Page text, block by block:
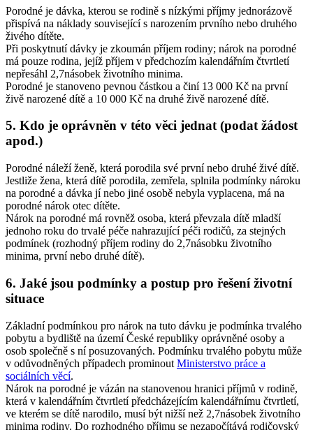
Porodné je dávka, kterou se rodině s nízkými příjmy jednorázově
přispívá na náklady související s narozením prvního nebo druhého
živého dítěte.
Při poskytnutí dávky je zkoumán příjem rodiny; nárok na porodné
má pouze rodina, jejíž příjem v předchozím kalendářním čtvrtletí
nepřesáhl 2,7násobek životního minima.
Porodné je stanoveno pevnou částkou a činí 13 000 Kč na první
živě narozené dítě a 10 000 Kč na druhé živě narozené dítě.
5. Kdo je oprávněn v této věci jednat (podat žádost
apod.)
Porodné náleží ženě, která porodila své první nebo druhé živé dítě.
Jestliže žena, která dítě porodila, zemřela, splnila podmínky nároku
na porodné a dávka jí nebo jiné osobě nebyla vyplacena, má na
porodné nárok otec dítěte.
Nárok na porodné má rovněž osoba, která převzala dítě mladší
jednoho roku do trvalé péče nahrazující péči rodičů, za stejných
podmínek (rozhodný příjem rodiny do 2,7násobku životního
minima, první nebo druhé dítě).
6. Jaké jsou podmínky a postup pro řešení životní
situace
Základní podmínkou pro nárok na tuto dávku je podmínka trvalého
pobytu a bydliště na území České republiky oprávněné osoby a
osob společně s ní posuzovaných. Podmínku trvalého pobytu může
v odůvodněných případech prominout Ministerstvo práce a
sociálních věcí.
Nárok na porodné je vázán na stanovenou hranici příjmů v rodině,
která v kalendářním čtvrtletí předcházejícím kalendářnímu čtvrtletí,
ve kterém se dítě narodilo, musí být nižší než 2,7násobek životního
minima rodiny. Do rozhodného příjmu se nezapočítává rodičovský